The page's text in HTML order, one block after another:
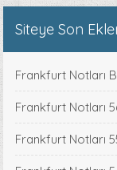
Siteye Son
Frankfurt Notları
Frankfurt Notları
Frankfurt Notları